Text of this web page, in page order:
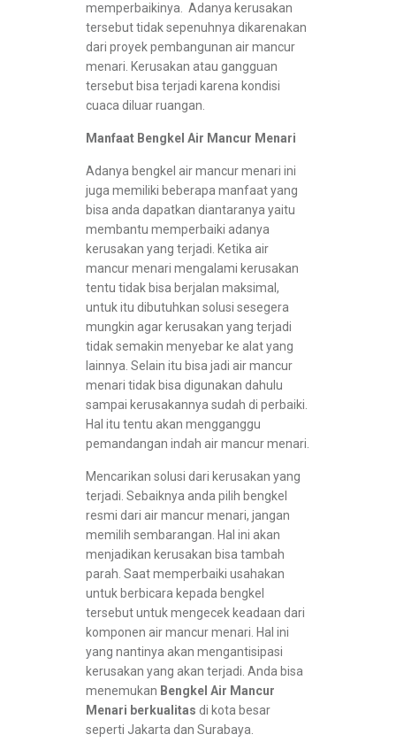
memperbaikinya. Adanya kerusakan
tersebut tidak sepenuhnya dikarenakan
dari proyek pembangunan air mancur
menari. Kerusakan atau gangguan
tersebut bisa terjadi karena kondisi
cuaca diluar ruangan.
Manfaat Bengkel Air Mancur Menari
Adanya bengkel air mancur menari ini
juga memiliki beberapa manfaat yang
bisa anda dapatkan diantaranya yaitu
membantu memperbaiki adanya
kerusakan yang terjadi. Ketika air
mancur menari mengalami kerusakan
tentu tidak bisa berjalan maksimal,
untuk itu dibutuhkan solusi sesegera
mungkin agar kerusakan yang terjadi
tidak semakin menyebar ke alat yang
lainnya. Selain itu bisa jadi air mancur
menari tidak bisa digunakan dahulu
sampai kerusakannya sudah di perbaiki.
Hal itu tentu akan mengganggu
pemandangan indah air mancur menari.
Mencarikan solusi dari kerusakan yang
terjadi. Sebaiknya anda pilih bengkel
resmi dari air mancur menari, jangan
memilih sembarangan. Hal ini akan
menjadikan kerusakan bisa tambah
parah. Saat memperbaiki usahakan
untuk berbicara kepada bengkel
tersebut untuk mengecek keadaan dari
komponen air mancur menari. Hal ini
yang nantinya akan mengantisipasi
kerusakan yang akan terjadi. Anda bisa
menemukan Bengkel Air Mancur
Menari berkualitas di kota besar
seperti Jakarta dan Surabaya.